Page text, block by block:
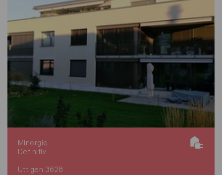
Minergie
Definitiv
Uttigen 3628